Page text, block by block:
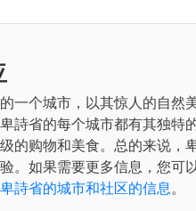
的一个城市，以其惊人的自然
詩省的每个城市都有其独特
的购物和美食。总的来说，
。如果需要更多信息，您可
詩省的城市和社区的信息 。